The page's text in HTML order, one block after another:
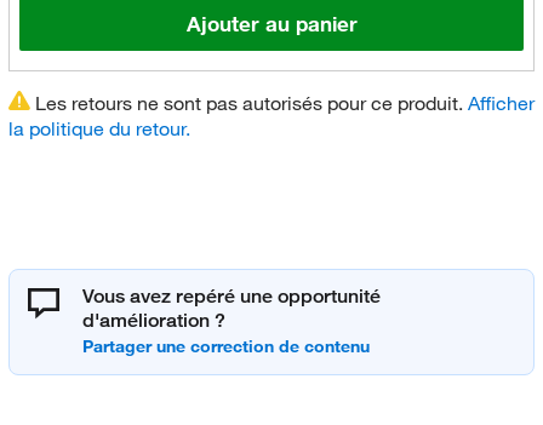
Ajouter au panier
Les retours ne sont pas autorisés pour ce produit. Afficher
la politique du retour.
Vous avez repéré une opportunité
d'amélioration ?